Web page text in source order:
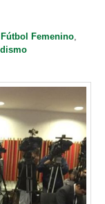
Fútbol Femenino,